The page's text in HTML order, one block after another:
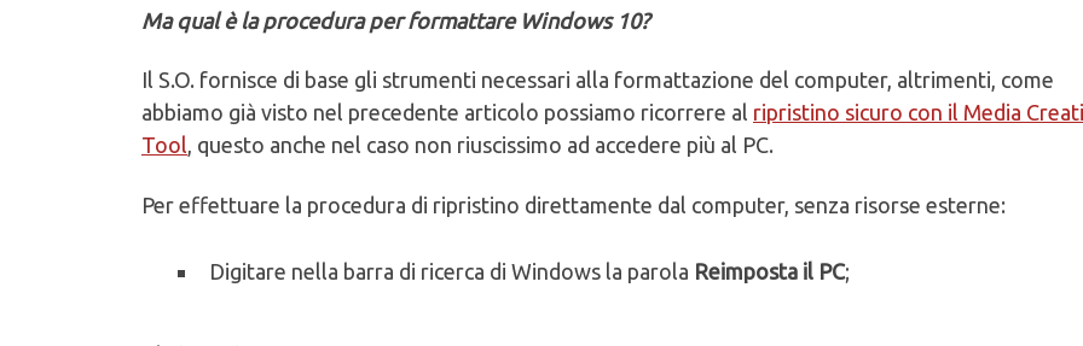
Ma qual è la procedura per formattare Windows 10?
Il S.O. fornisce di base gli strumenti necessari alla formattazione del computer, altrimenti, come
abbiamo già visto nel precedente articolo possiamo ricorrere al ripristino sicuro con il Media
Tool, questo anche nel caso non riuscissimo ad accedere più al PC.
Per effettuare la procedura di ripristino direttamente dal computer, senza risorse esterne:
Digitare nella barra di ricerca di Windows la parola Reimposta il PC;